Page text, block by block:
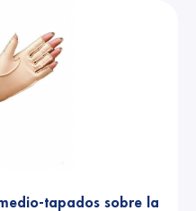
tapados sobre la